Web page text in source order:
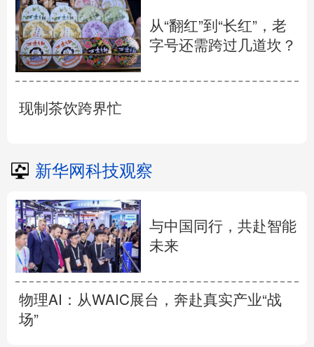
从“翻红”到“长红”，老
字号还需跨过几道坎？
现制茶饮跨界忙
新华网科技观察
与中国同行，共赴智能
未来
物理AI：从WAIC展台，奔赴真实产业“战
场”